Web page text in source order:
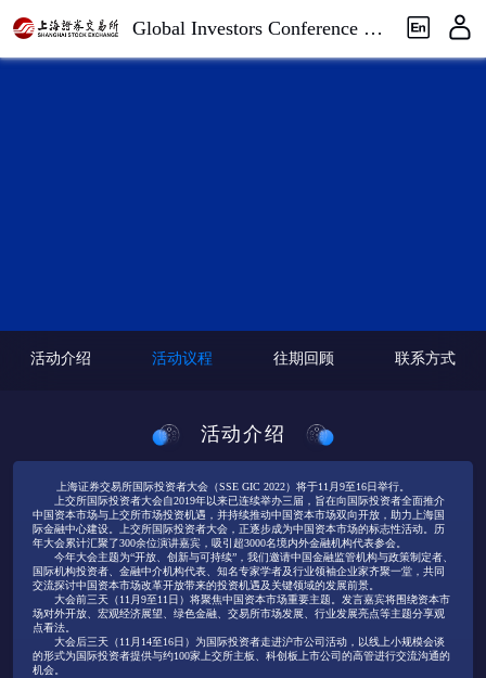
Global Investors Conference
活动介绍 活动议程 往期回顾 联系方式
活动介绍
上海证券交易所国际投资者大会（SSE GIC 2022）将于11月9至16日举行。
上交所国际投资者大会自2019年以来已连续举办三届，旨在向国际投资者全面推介
中国资本市场与上交所市场投资机遇，并持续推动中国资本市场双向开放，助力上海国
际金融中心建设。上交所国际投资者大会，正逐步成为中国资本市场的标志性活动。历
年大会累计汇聚了300余位演讲嘉宾，吸引超3000名境内外金融机构代表参会。
今年大会主题为“开放、创新与可持续”，我们邀请中国金融监管机构与政策制定者、
国际机构投资者、金融中介机构代表、知名专家学者及行业领袖企业家齐聚一堂，共同
交流探讨中国资本市场改革开放带来的投资机遇及关键领域的发展前景。
大会前三天（11月9至11日）将聚焦中国资本市场重要主题。发言嘉宾将围绕资本市
场对外开放、宏观经济展望、绿色金融、交易所市场发展、行业发展亮点等主题分享观
点看法。
大会后三天（11月14至16日）为国际投资者走进沪市公司活动，以线上小规模会谈
的形式为国际投资者提供与约100家上交所主板、科创板上市公司的高管进行交流沟通的
机会。